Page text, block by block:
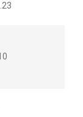
se
acceso
al